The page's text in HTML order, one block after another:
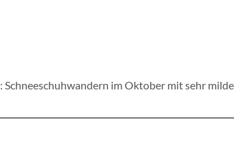
Schneeschuhwandern im Oktober mit sehr